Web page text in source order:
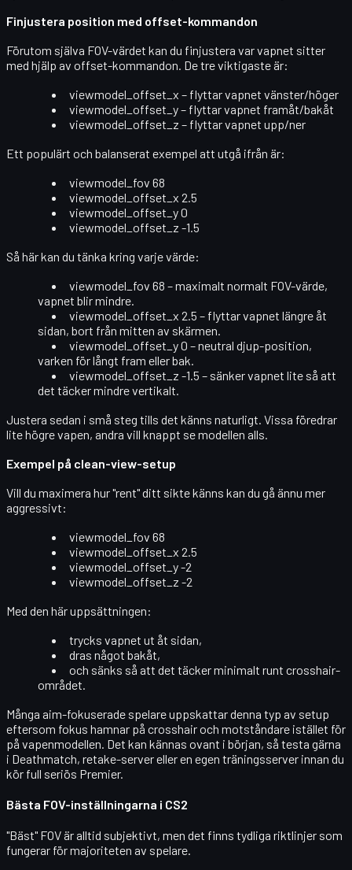
Finjustera position med offset-kommandon
Förutom själva FOV-värdet kan du finjustera var vapnet sitter
med hjälp av offset-kommandon. De tre viktigaste är:
viewmodel_offset_x – flyttar vapnet vänster/höger
viewmodel_offset_y– flyttar vapnet framåt/bakåt
viewmodel_offset_z – flyttar vapnet upp/ner
Ett populärt och balanserat exempel att utgå ifrån är:
viewmodel_fov 68
viewmodel_offset_x 2.5
viewmodel_offset_y 0
viewmodel_offset_z -1.5
Så här kan du tänka kring varje värde:
viewmodel_fov 68 – maximalt normalt FOV-värde,
vapnet blir mindre.
viewmodel_offset_x 2.5 – flyttar vapnet längre åt
sidan, bort från mitten av skärmen.
viewmodel_offset_y 0 – neutral djup-position,
varken för långt fram eller bak.
viewmodel_offset_z -1.5 – sänker vapnet lite så att
det täcker mindre vertikalt.
Justera sedan i små steg tills det känns naturligt. Vissa föredrar
lite högre vapen, andra vill knappt se modellen alls.
Exempel på clean-view-setup
Vill du maximera hur "rent" ditt sikte känns kan du gå ännu mer
aggressivt:
viewmodel_fov 68
viewmodel_offset_x 2.5
viewmodel_offset_y -2
viewmodel_offset_z -2
Med den här uppsättningen:
trycks vapnet ut åt sidan,
dras något bakåt,
och sänks så att det täcker minimalt runt crosshair-
området.
Många aim-fokuserade spelare uppskattar denna typ av setup
eftersom fokus hamnar på crosshair och motståndare istället för
på vapenmodellen. Det kan kännas ovant i början, så testa gärna
i Deathmatch, retake-server eller en egen träningsserver innan du
kör full seriös Premier.
Bästa FOV-inställningarna i CS2
"Bäst" FOV är alltid subjektivt, men det finns tydliga riktlinjer som
fungerar för majoriteten av spelare.